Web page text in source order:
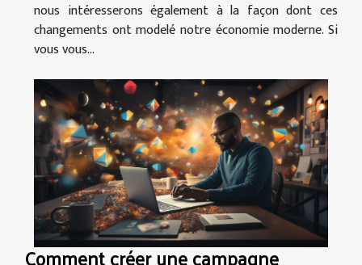
nous intéresserons également à la façon dont ces
changements ont modelé notre économie moderne. Si
vous vous...